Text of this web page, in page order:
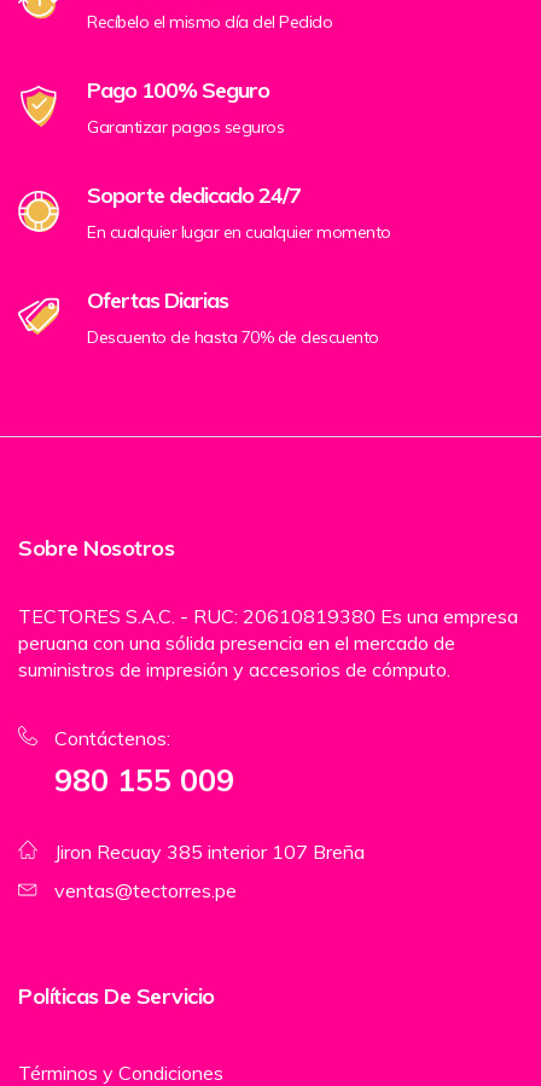
Recíbelo el mismo día del Pedido
Pago 100% Seguro
Garantizar pagos seguros
Soporte dedicado 24/7
En cualquier lugar en cualquier momento
Ofertas Diarias
Descuento de hasta 70% de descuento
Sobre Nosotros
TECTORES S.A.C. - RUC: 20610819380 Es una empresa
peruana con una sólida presencia en el mercado de
suministros de impresión y accesorios de cómputo.
Contáctenos:
980 155 009
Jiron Recuay 385 interior 107 Breña
ventas@tectorres.pe
Políticas De Servicio
Términos y Condiciones